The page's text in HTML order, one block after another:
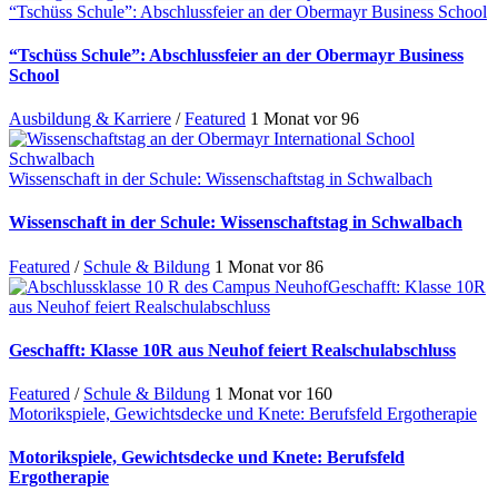
“Tschüss Schule”: Abschlussfeier an der Obermayr Business School
“Tschüss Schule”: Abschlussfeier an der Obermayr Business
School
Ausbildung & Karriere /Featured 1 Monat vor 96
Wissenschaft in der Schule: Wissenschaftstag in Schwalbach
Wissenschaft in der Schule: Wissenschaftstag in Schwalbach
Featured / Schule & Bildung 1 Monat vor 86
Geschafft: Klasse 10R
aus Neuhof feiert Realschulabschluss
Geschafft: Klasse 10R aus Neuhof feiert Realschulabschluss
Featured / Schule & Bildung 1 Monat vor 160
Motorikspiele, Gewichtsdecke und Knete: Berufsfeld Ergotherapie
Motorikspiele, Gewichtsdecke und Knete: Berufsfeld
Ergotherapie